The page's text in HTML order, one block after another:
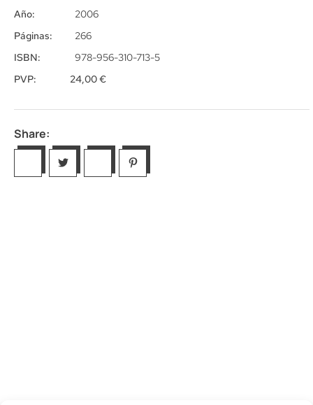
Año:
Páginas:
ISBN:
2006
266
978-956-310-713-5
PVP:
24,00€
Share: